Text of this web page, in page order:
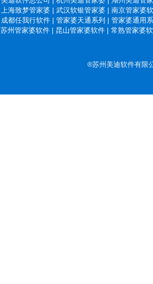
上海致梦管家婆 | 武汉软银管家婆 | 南京管家婆
成都任我行软件 | 管家婆天通系列 | 管家婆通用
苏州管家婆软件 | 昆山管家婆软件 | 常熟管家婆
®苏州美迪软件有限